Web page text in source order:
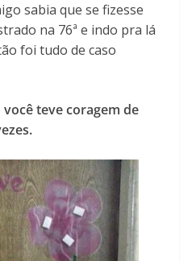
sabia que se fizesse
na 76ª e indo pra lá
foi tudo de caso
teve coragem de